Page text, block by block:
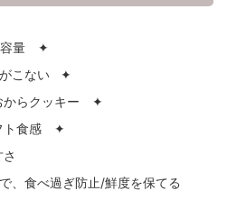
容量 ✦
がこない ✦
からクッキー ✦
ト食感 ✦
、食べ過ぎ防止/鮮度を保てる